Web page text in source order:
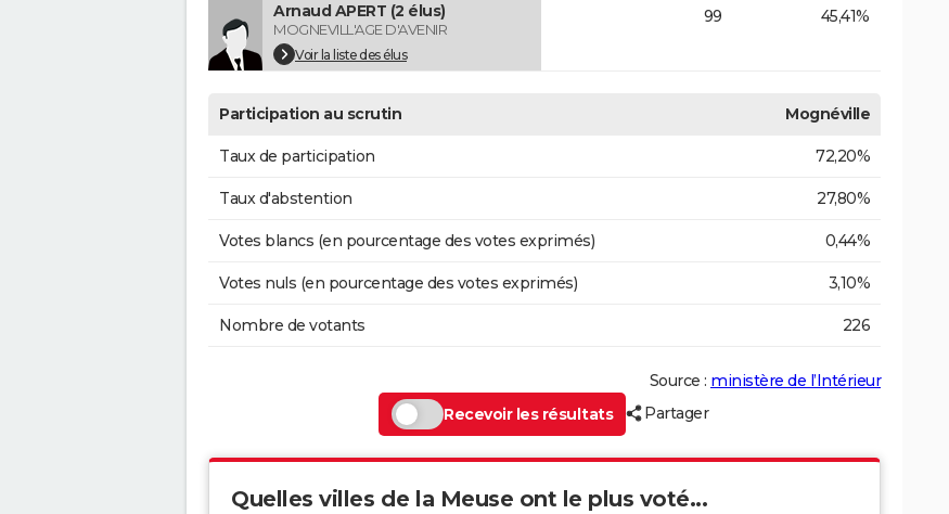
Arnaud APERT (2 élus)
MOGNEVILL'AGE D'AVENIR
Voir la liste des élus
99 45,41%
Participation au scrutin Mognéville
Taux de participation 72,20%
Taux d'abstention 27,80%
Votes blancs (en pourcentage des votes exprimés) 0,44%
Votes nuls (en pourcentage des votes exprimés) 3,10%
Nombre de votants 226
Source : ministère de l’Intérieur
Recevoir les résultats
Partager
Quelles villes de la Meuse ont le plus voté...